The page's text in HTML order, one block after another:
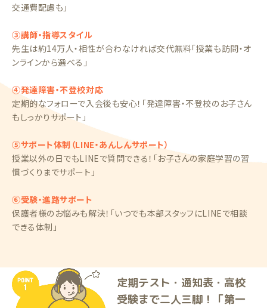
交通費配慮も」
③講師・指導スタイル
先生は約14万人・相性が合わなければ交代無料「授業も訪問・オ
ンラインから選べる」
④発達障害・不登校対応
定期的なフォローで入会後も安心！「発達障害・不登校のお子さん
もしっかりサポート」
⑤サポート体制（LINE・あんしんサポート）
授業以外の日でもLINEで質問できる！「お子さんの家庭学習の習
慣づくりまでサポート」
⑥受験・進路サポート
保護者様のお悩みも解決！「いつでも本部スタッフにLINEで相談
できる体制」
定期テスト・通知表・高校
受験まで二人三脚！「第一